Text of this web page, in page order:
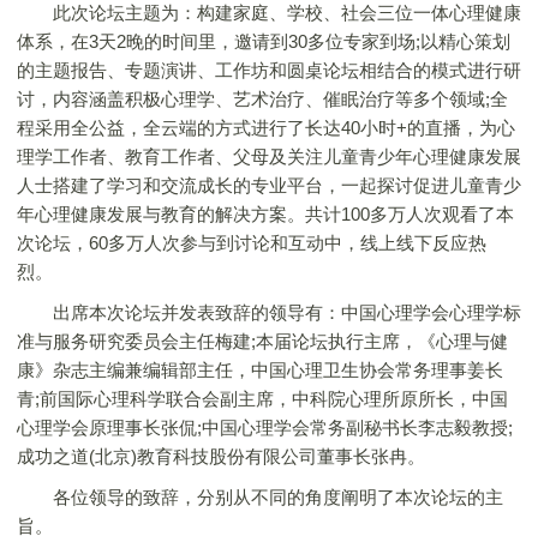
此次论坛主题为：构建家庭、学校、社会三位一体心理健康
体系，在3天2晚的时间里，邀请到30多位专家到场;以精心策划
的主题报告、专题演讲、工作坊和圆桌论坛相结合的模式进行研
讨，内容涵盖积极心理学、艺术治疗、催眠治疗等多个领域;全
程采用全公益，全云端的方式进行了长达40小时+的直播，为心
理学工作者、教育工作者、父母及关注儿童青少年心理健康发展
人士搭建了学习和交流成长的专业平台，一起探讨促进儿童青少
年心理健康发展与教育的解决方案。共计100多万人次观看了本
次论坛，60多万人次参与到讨论和互动中，线上线下反应热
烈。
出席本次论坛并发表致辞的领导有：中国心理学会心理学标
准与服务研究委员会主任梅建;本届论坛执行主席，《心理与健
康》杂志主编兼编辑部主任，中国心理卫生协会常务理事姜长
青;前国际心理科学联合会副主席，中科院心理所原所长，中国
心理学会原理事长张侃;中国心理学会常务副秘书长李志毅教授;
成功之道(北京)教育科技股份有限公司董事长张冉。
各位领导的致辞，分别从不同的角度阐明了本次论坛的主
旨。